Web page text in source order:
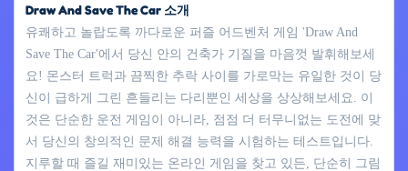
Draw And Save The Car 소개
유쾌하고 놀랍도록 까다로운 퍼즐 어드벤처 게임 'Draw And
Save The Car'에서 당신 안의 건축가 기질을 마음껏 발휘해보세
요! 몬스터 트럭과 끔찍한 추락 사이를 가로막는 유일한 것이 당
신이 급하게 그린 흔들리는 다리뿐인 세상을 상상해보세요. 이
것은 단순한 운전 게임이 아니라, 점점 더 터무니없는 도전에 맞
서 당신의 창의적인 문제 해결 능력을 시험하는 테스트입니다.
지루할 때 즐길 재미있는 온라인 게임을 찾고 있든, 단순히 그림